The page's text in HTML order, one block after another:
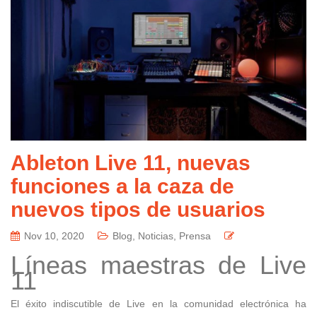
Ableton Live 11, nuevas
funciones a la caza de
nuevos tipos de usuarios
Nov 10, 2020 Blog Noticias Prensa
Líneas maestras de Live
11
El éxito indiscutible de Live en la comunidad electrónica ha